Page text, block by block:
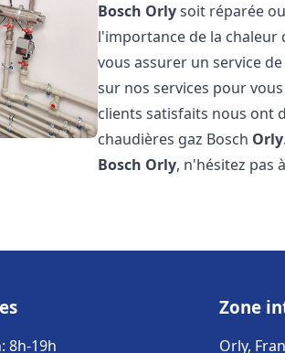
Bosch Orlysoit réparée
l'importance de la
vous assurer un service
sur nos services pour
clients satisfaits nous ont
chaudières gaz Bosch Orly
Bosch Orly, n'hésitez pas
8h-19h
Zone
Orly,